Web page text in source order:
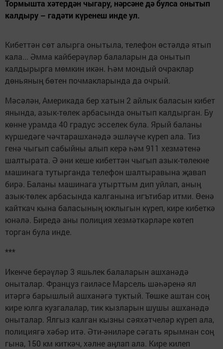
Тормышта хәтердән чыгару, нәрсәне дә булса онытып
калдыру – гадәти күренеш инде ул.
Кибеттән сөт алырга онытыла, телефон өстәлдә ятып
кала... Әмма кайберәүләр балаларын да онытып
калдырырга мөмкин икән. Һәм мондый очраклар
дөньяның бөтен почмакларында да очрый.
Мәсәлән, Америкада бер хатын 2 айлык баласын кибет
янында, азык-төлек арбасында онытып калдырган. Бу
көнне урамда 40 градус эсселек була. Ярый баланы
күршедәге чәчтарашханәдә эшләүче күреп ала. Тиз
генә чыгып сабыйны алып керә һәм 911 хезмәтенә
шалтырата. Ә әни кеше кибеттән чыгып азык-төлекне
машинага тутырганда телефон шалтыравына җавап
бирә. Баланы машинага утырттым дип уйлап, аның
азык-төлек арбасында калганына игътибар итми. Өенә
кайткач кына баласының юклыгын күреп, кире кибеткә
юнәлә. Биредә аны полиция хезмәткәрләре көтеп
торган була инде.
***
Икенче берәүләр 3 яшьлек балаларын ашханәдә
оныталар. Француз гаиләсе Марсель шәһәренә ял
итәргә барышлый ашханәгә туктый. Төшке аштан соң
кире юлга кузгалалар, тик кызларын шушы ашханәдә
оныталар. Ялгыз калган кызны сәяхәтчеләр күреп ала,
полициягә хәбәр итә. Әти-әниләре сәгать ярымнан соң
гына, 150 км киткәч, хәлне аңлап ала. Кире килеп